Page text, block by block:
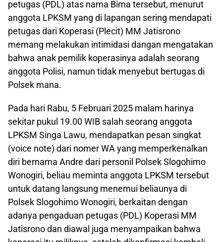
petugas (PDL) atas nama Bima tersebut, menurut
anggota LPKSM yang di lapangan sering mendapati
petugas dari Koperasi (Plecit) MM Jatisrono
memang melakukan intimidasi dangan mengatakan
bahwa anak pemilik koperasinya adalah seorang
anggota Polisi, namun tidak menyebut bertugas di
Polsek mana.
Pada hari Rabu, 5 Februari 2025 malam harinya
sekitar pukul 19.00 WIB salah seorang anggota
LPKSM Singa Lawu, mendapatkan pesan singkat
(voice note) dari nomer WA yang memperkenalkan
diri bernama Andre dari personil Polsek Slogohimo
Wonogiri, beliau meminta anggota LPKSM tersebut
untuk datang langsung menemui beliaunya di
Polsek Slogohimo Wonogiri, berkaitan dengan
adanya pengaduan petugas (PDL) Koperasi MM
Jatisrono dan diawal juga menyampaikan bahwa